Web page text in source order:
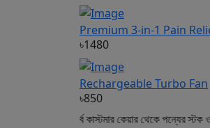
Premium 3-in-1 Pain
৳1480
Rechargeable Turbo Fan
৳850
করার পূর্বে কাস্টমার কেয়ার থেকে পন্যের স্টক ও